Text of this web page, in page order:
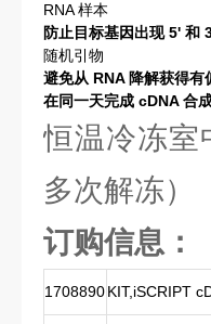
RNA 样本
防止目标基因出现 5' 和
随机引物
避免从 RNA 降解获得有
在同一天完成 cDNA 合
恒温冷冻室
多次解冻）
订购信息：
1708890KIT,iSCRIPT